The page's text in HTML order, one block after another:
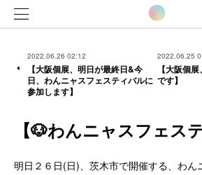
2022.06.26 02:12
【大阪個展、明日が最終日&今
日、わんニャスフェスティバルに
参加します】
2022.06.25
【大阪個
です】
【🐶わんニャスフェス
明日２６日(日)、茨木市で開催する、わん